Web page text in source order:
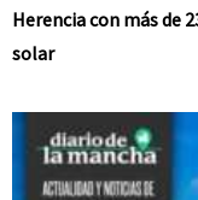
Herencia con más de
solar